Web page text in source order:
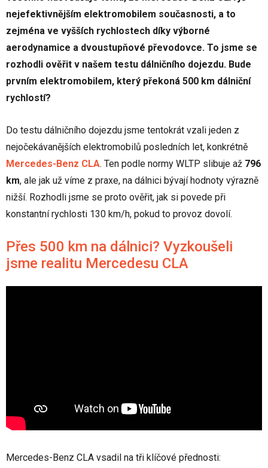
nejefektivnějším elektromobilem současnosti, a to
zejména ve vyšších rychlostech díky výborné
aerodynamice a dvoustupňové převodovce. To jsme se
rozhodli ověřit v našem testu dálničního dojezdu. Bude
prvním elektromobilem, který překoná 500 km dálniční
rychlostí?
Do testu dálničního dojezdu jsme tentokrát vzali jeden z
nejočekávanějších elektromobilů posledních let, konkrétně
Mercedes-Benz CLA. Ten podle normy WLTP slibuje až 796
km, ale jak už víme z praxe, na dálnici bývají hodnoty výrazně
nižší. Rozhodli jsme se proto ověřit, jak si povede při
konstantní rychlosti 130 km/h, pokud to provoz dovolí.
Přes 500 km na dálnici? Vyzkoušeli
jsme realitu Mercedesu CLA
Mercedes-Benz CLA vsadil na tři klíčové přednosti: